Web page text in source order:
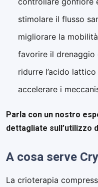
stimolare il flusso
migliorare la
favorire il drenaggio
ridurre l’acido lattico
accelerare i
Parla con un nostro
dettagliate sull’utilizzo
A cosa serve
La crioterapia